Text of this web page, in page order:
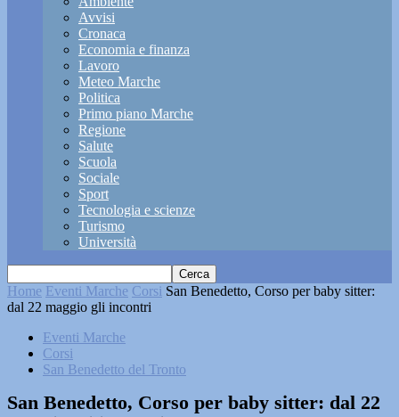
Avvisi
Cronaca
Economia e finanza
Lavoro
Meteo Marche
Politica
Primo piano Marche
Regione
Salute
Scuola
Sociale
Sport
Tecnologia e scienze
Turismo
Università
Home Eventi Marche Corsi San Benedetto, Corso per baby sitter:
dal 22 maggio gli incontri
Eventi Marche
Corsi
San Benedetto del Tronto
San Benedetto, Corso per baby sitter: dal 22